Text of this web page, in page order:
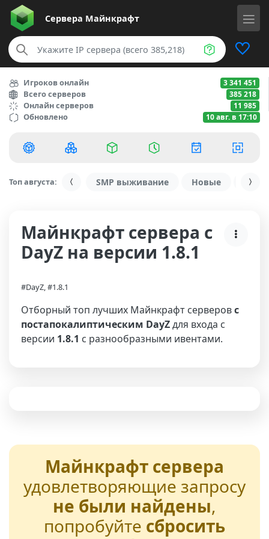
Сервера Майнкрафт
Игроков онлайн 3 341 451
Всего серверов 385 218
Онлайн серверов 11 985
Обновлено 10 авг. в 17:10
Топ августа: SMP выживание Новые С
Майнкрафт сервера с
DayZ на версии 1.8.1
#DayZ, #1.8.1
Отборный топ лучших Майнкрафт серверовс
постапокалиптическим DayZдля входа с
версии 1.8.1 с разнообразными ивентами.
Майнкрафт сервера
удовлетворяющие запросу
не были найдены,
попробуйте сбросить